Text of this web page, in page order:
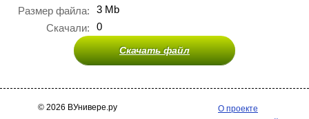
Размер файла:
3 Mb
Скачали:
0
Скачать файл
© 2026 ВУнивере.ру
О проекте